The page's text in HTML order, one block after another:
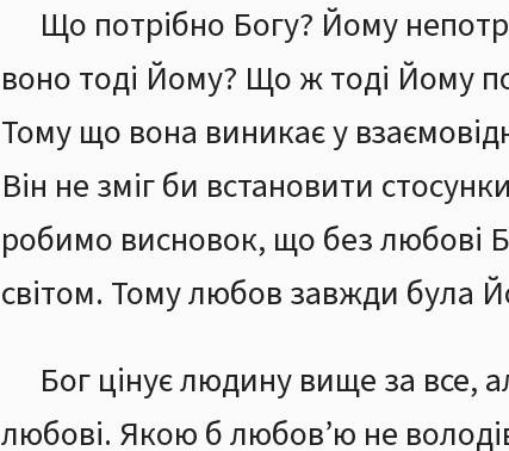
Що потрібно Богу? Йому
воно тоді Йому? Що ж тоді Йому
Тому що вона виникає у
Він не зміг би встановити
робимо висновок, що без любові
світом. Тому любов завжди була
Бог цінує людину вище за все,
любові. Якою б любов’ю не